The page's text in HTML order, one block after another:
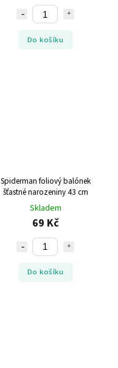
Do košíku
Spiderman foliový balónek
šťastné narozeniny 43 cm
Skladem
69 Kč
Do košíku